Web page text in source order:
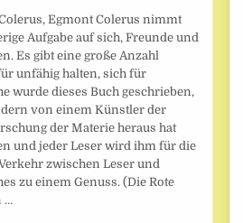
Egmont Colerus nimmt
Aufgabe auf sich, Freunde und
Es gibt eine große Anzahl
unfähig halten, sich für
wurde dieses Buch geschrieben,
von einem Künstler der
der Materie heraus hat
und jeder Leser wird ihm für die
zwischen Leser und
zu einem Genuss. (Die Rote
…